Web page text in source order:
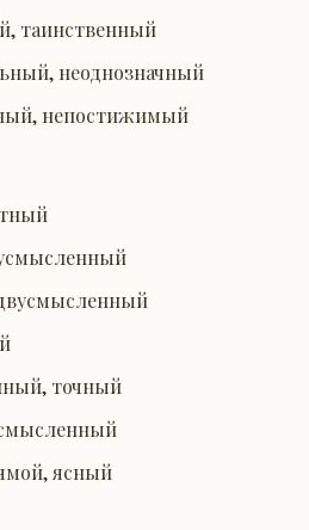
таинственный
неоднозначный
непостижимый
точный
ясный